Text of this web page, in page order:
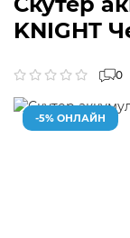
KNIGHT
0
-5% ОНЛАЙН